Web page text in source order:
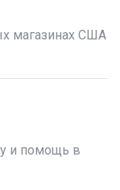
магазинах США
и помощь в